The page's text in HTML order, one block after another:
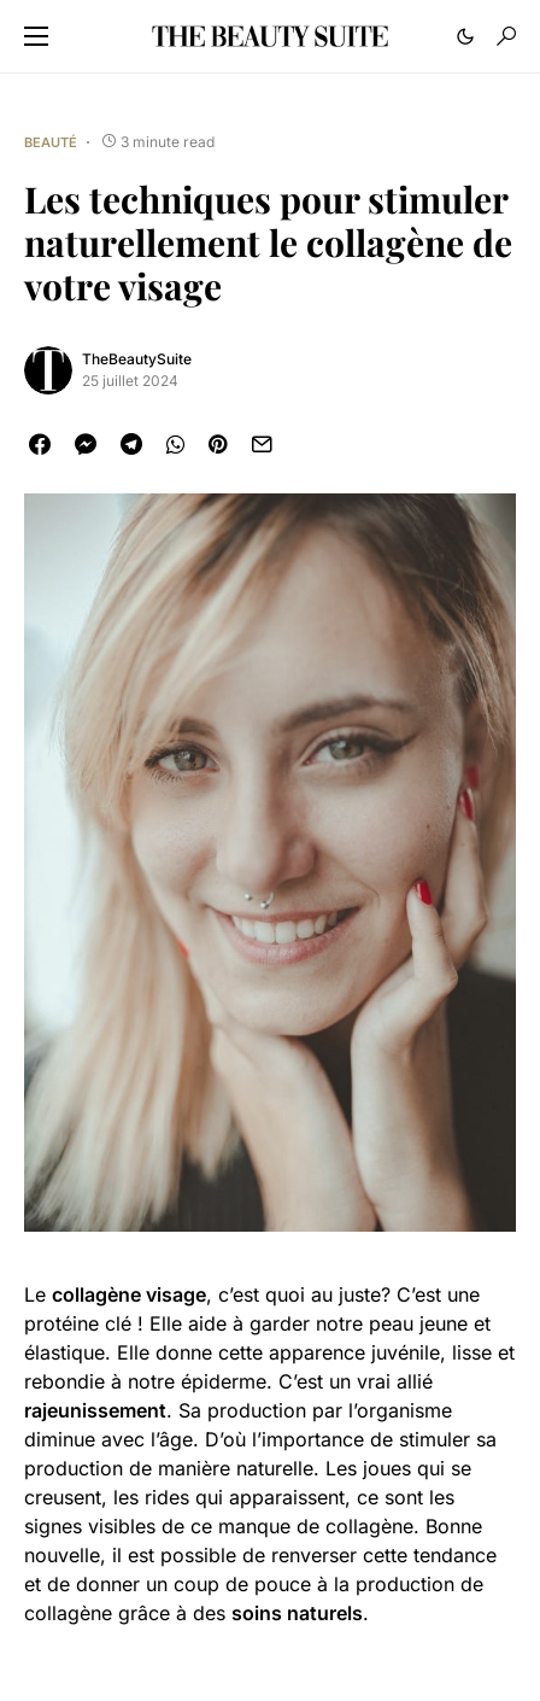
BEAUTÉ 3 minute read
Les techniques pour stimuler
naturellement le collagène de
votre visage
TheBeautySuite
25 juillet 2024
Le collagène visage, c’est quoi au juste? C’est une
protéine clé ! Elle aide à garder notre peau jeune et
élastique. Elle donne cette apparence juvénile, lisse et
rebondie à notre épiderme. C’est un vrai allié
rajeunissement. Sa production par l’organisme
diminue avec l’âge. D’où l’importance de stimuler sa
production de manière naturelle. Les joues qui se
creusent, les rides qui apparaissent, ce sont les
signes visibles de ce manque de collagène. Bonne
nouvelle, il est possible de renverser cette tendance
et de donner un coup de pouce à la production de
collagène grâce à des soins naturels.